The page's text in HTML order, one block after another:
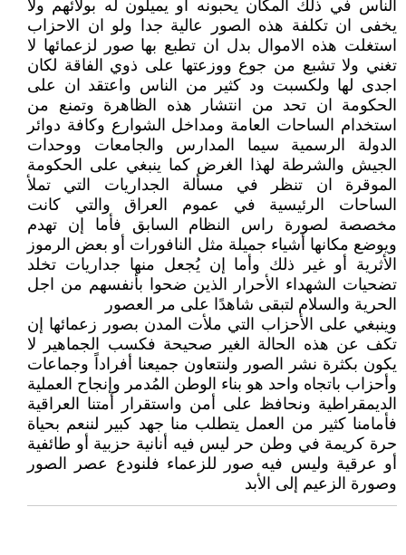
الناس في ذلك المكان يحبونه او يميلون له بولائهم ولا
يخفى ان تكلفة هذه الصور عالية جدا ولو ان الاحزاب
استغلت هذه الاموال بدل ان تطبع بها صور لزعمائها لا
تغني ولا تشبع من جوع ووزعتها على ذوي الفاقة لكان
اجدى لها ولكسبت ود كثير من الناس واعتقد ان على
الحكومة ان تحد من انتشار هذه الظاهرة وتمنع من
استخدام الساحات العامة ومداخل الشوارع وكافة دوائر
الدولة الرسمية سيما المدارس والجامعات ووحدات
الجيش والشرطة لهذا الغرض كما ينبغي على الحكومة
الموقرة ان تنظر في مسألة الجداريات التي تملأ
الساحات الرئيسية في عموم العراق والتي كانت
مخصصة لصورة راس النظام السابق فأما إن تهدم
ويوضع مكانها أشياء جميلة مثل النافورات أو بعض الرموز
الأثرية أو غير ذلك وأما إن يُجعل منها جداريات تخلد
تضحيات الشهداء الأحرار الذين ضحوا بأنفسهم من اجل
الحرية والسلام لتبقى شاهدًا على مر العصور
وينبغي على الأحزاب التي ملأت المدن بصور زعمائها إن
تكف عن هذه الحالة الغير صحيحة فكسب الجماهير لا
يكون بكثرة نشر الصور ولنتعاون جميعنا أفراداً وجماعات
وأحزاب باتجاه واحد هو بناء الوطن المُدمر وإنجاح العملية
الديمقراطية ونحافظ على أمن واستقرار أمتنا العراقية
فأمامنا كثير من العمل يتطلب منا جهد كبير لننعم بحياة
حرة كريمة في وطن حر ليس فيه أنانية حزبية أو طائفية
أو عرقية وليس فيه صور للزعماء فلنودع عصر الصور
وصورة الزعيم إلى الأبد